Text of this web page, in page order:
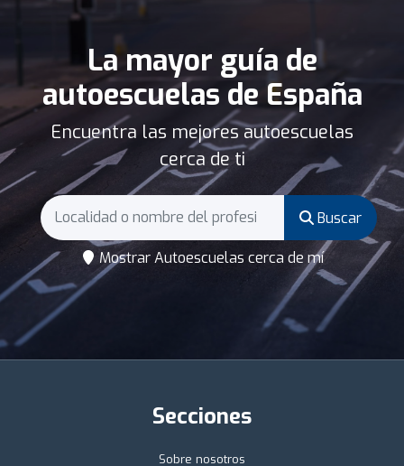
La mayor guía de
autoescuelas de España
Encuentra las mejores autoescuelas
cerca de ti
Buscar
Mostrar Autoescuelas cerca de mí
Secciones
Sobre nosotros